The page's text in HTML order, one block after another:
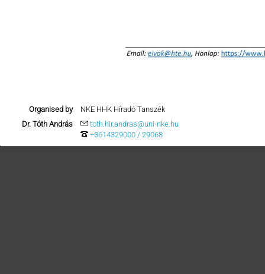
Organised by
NKE HHK Híradó Tanszék
Dr. Tóth András
toth.hir.andras@uni-nke.hu
+3614329000 / 29068